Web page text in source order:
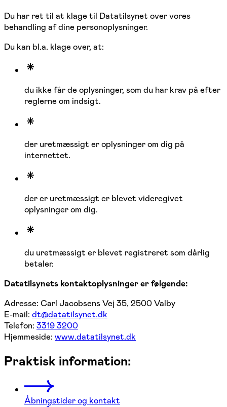
Du har ret til at klage til Datatilsynet over vores
behandling af dine personoplysninger.
Du kan bl.a. klage over, at:
du ikke får de oplysninger, som du har krav på efter
reglerne om indsigt.
der uretmæssigt er oplysninger om dig på
internettet.
der er uretmæssigt er blevet videregivet
oplysninger om dig.
du uretmæssigt er blevet registreret som dårlig
betaler.
Datatilsynets kontaktoplysninger er følgende:
Adresse: Carl Jacobsens Vej 35, 2500 Valby
E-mail: dt@datatilsynet.dk
Telefon: 3319 3200
Hjemmeside: www.datatilsynet.dk
Praktisk information:
Åbningstider og kontakt